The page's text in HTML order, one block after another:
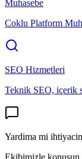
Muhasebe
Coklu Platform
SEO Hizmetleri
Teknik SEO, içerik
Yardima mi
Ekibimizle konusun